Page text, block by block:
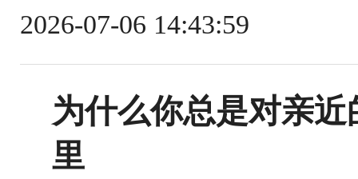
2026-07-06 14:43:59
为什么你总是对亲
里